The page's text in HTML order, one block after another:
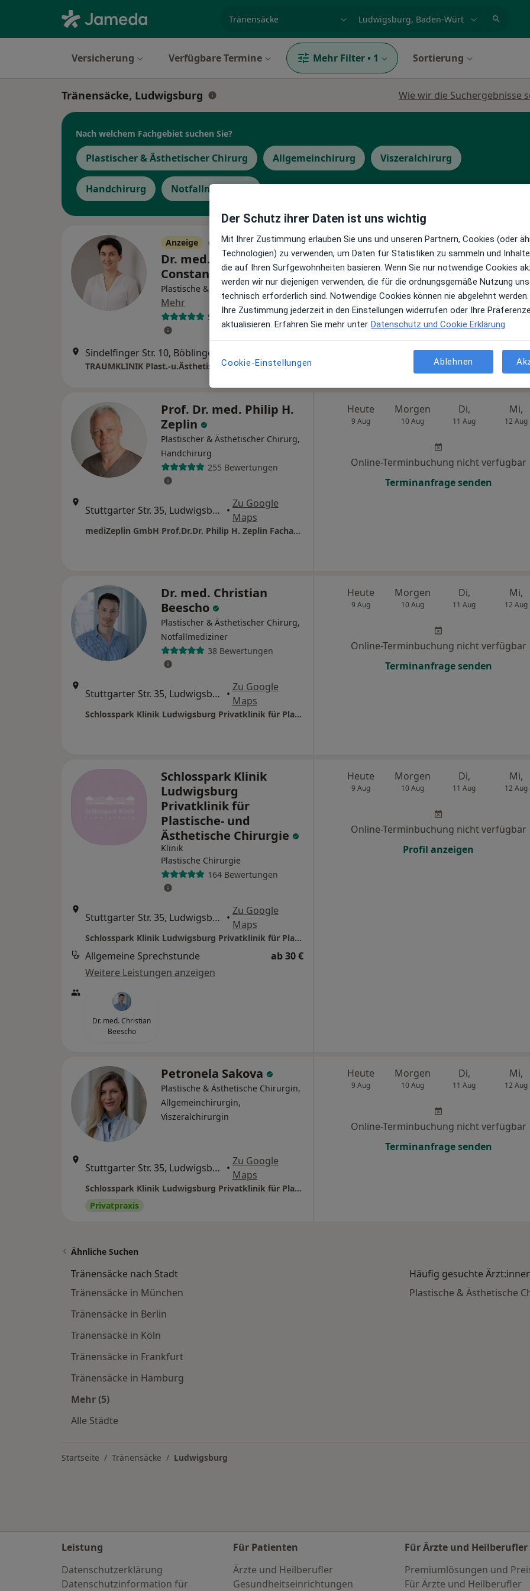
Versicherung Verfügbare Termine Mehr Filter • 1 Sortierung
Tränensäcke, Ludwigsburg Wie wir die Suchergebnisse
Nach welchem Fachgebiet suchen Sie?
Plastischer & Ästhetischer Chirurg Allgemeinchirurg Viszeralchirurg
Handchirurg Notfallmediziner
Anzeige
Dr. med. Corina
Constantinescu
Plastische & Ästhetische Chirurgin·
Mehr
53 Bewertungen
Sindelfinger Str. 10, Böblingen
TRAUMKLINIK Plast.-u.Ästhetische Chirurgie Dr. Corina Constantinescu
Heute
9 Aug
Morgen
10 Aug
Di,
11 Aug
Mi,
12 Aug
Online-Terminbuchung nicht verfügbar
Telefonnummer anzeigen
Prof. Dr. med. Philip H.
Zeplin
Plastischer & Ästhetischer Chirurg,
Handchirurg
255 Bewertungen
Stuttgarter Str. 35, Ludwigsburg •
Zu Google
Maps
mediZeplin GmbH Prof.Dr.Dr. Philip H. Zeplin Facharzt für Plastische- und Ästhetische Chirurgie
Heute
9 Aug
Morgen
10 Aug
Di,
11 Aug
Mi,
12 Aug
Online-Terminbuchung nicht verfügbar
Terminanfrage senden
Dr. med. Christian
Beescho
Plastischer & Ästhetischer Chirurg,
Notfallmediziner
38 Bewertungen
Stuttgarter Str. 35, Ludwigsburg •
Zu Google
Maps
Schlosspark Klinik Ludwigsburg Privatklinik für Plastische- und Ästhetische Chirurgie
Heute
9 Aug
Morgen
10 Aug
Di,
11 Aug
Mi,
12 Aug
Online-Terminbuchung nicht verfügbar
Terminanfrage senden
Schlosspark Klinik
Ludwigsburg
Privatklinik für
Plastische- und
Ästhetische Chirurgie
Klinik
Plastische Chirurgie
164 Bewertungen
Stuttgarter Str. 35, Ludwigsburg •
Zu Google
Maps
Schlosspark Klinik Ludwigsburg Privatklinik für Plastische- und Ästhetische Chirurgie
Allgemeine Sprechstunde
ab 30 €
Weitere Leistungen anzeigen
Dr. med. Christian
Beescho
Heute
9 Aug
Morgen
10 Aug
Di,
11 Aug
Mi,
12 Aug
Online-Terminbuchung nicht verfügbar
Profil anzeigen
Petronela Sakova
Plastische & Ästhetische Chirurgin,
Allgemeinchirurgin,
Viszeralchirurgin
Stuttgarter Str. 35, Ludwigsburg •
Zu Google
Maps
Schlosspark Klinik Ludwigsburg Privatklinik für Plastische- und Ästhetische Chirurgie
Privatpraxis
Heute
9 Aug
Morgen
10 Aug
Di,
11 Aug
Mi,
12 Aug
Online-Terminbuchung nicht verfügbar
Terminanfrage senden
Ähnliche Suchen
Tränensäcke nach Stadt
Tränensäcke in München
Tränensäcke in Berlin
Tränensäcke in Köln
Tränensäcke in Frankfurt
Tränensäcke in Hamburg
Mehr (5)
Alle Städte
Häufig gesuchte
Plastische & Ästhetische
Startseite Tränensäcke Ludwigsburg
Leistung
Datenschutzerklärung
Datenschutzinformation für
Für Patienten
Ärzte und Heilberufler
Gesundheitseinrichtungen
Für Ärzte und Heilberufler
Premiumlösungen und
Für Ärzte und Heilberufler
Der Schutz ihrer Daten ist uns wichtig
Mit Ihrer Zustimmung erlauben Sie uns und unseren Partnern, Cookies (oder
Technologien) zu verwenden, um Daten für Statistiken zu sammeln und
die auf Ihren Surfgewohnheiten basieren. Wenn Sie nur notwendige Cookies
werden wir nur diejenigen verwenden, die für die ordnungsgemäße Nutzung
technisch erforderlich sind. Notwendige Cookies können nie abgelehnt werden.
Ihre Zustimmung jederzeit in den Einstellungen widerrufen oder Ihre
aktualisieren. Erfahren Sie mehr unter Datenschutz und Cookie Erklärung
Cookie-Einstellungen Ablehnen